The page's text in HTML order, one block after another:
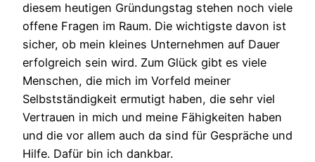
diesem heutigen Gründungstag stehen noch viele
offene Fragen im Raum. Die wichtigste davon ist
sicher, ob mein kleines Unternehmen auf Dauer
erfolgreich sein wird. Zum Glück gibt es viele
Menschen, die mich im Vorfeld meiner
Selbstständigkeit ermutigt haben, die sehr viel
Vertrauen in mich und meine Fähigkeiten haben
und die vor allem auch da sind für Gespräche und
Hilfe. Dafür bin ich dankbar.